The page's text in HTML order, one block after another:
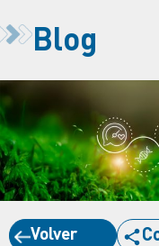
Blog
Volver